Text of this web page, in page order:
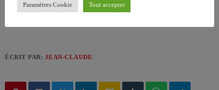
ÉCRIT PAR: JEAN-CLAUDE
Paramètres Cookie Tout accepter